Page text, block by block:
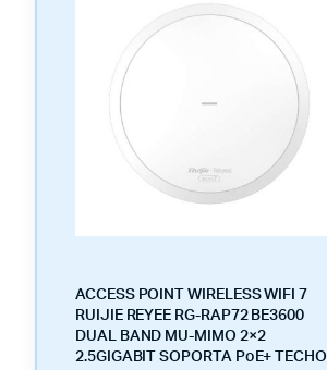
ACCESS POINT WIRELESS WIFI 7
RUIJIE REYEE RG-RAP72 BE3600
DUAL BAND MU-MIMO 2×2
2.5GIGABIT SOPORTA PoE+ TECHO